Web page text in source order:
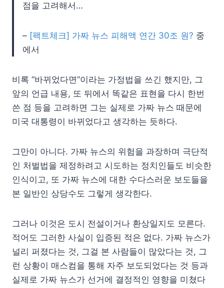
점을 고려해서…
– [팩트체크] 가짜 뉴스 피해액 연간 30조 원? 중
에서
비록 “바뀌었다면”이라는 가정법을 쓰긴 했지만, 그
앞의 언급 내용, 또 뒤에서 똑같은 표현을 다시 한번
쓴 점 등을 고려하면 그는 실제로 가짜 뉴스 때문에
미국 대통령이 바뀌었다고 생각하는 듯하다.
그만이 아니다. 가짜 뉴스의 위험을 과장하며 극단적
인 처벌법을 제정하려고 시도하는 정치인들도 비슷한
인식이고, 또 가짜 뉴스에 대한 수다스러운 보도들을
본 일반인 상당수도 그렇게 생각한다.
그러나 이것은 도시 전설이거나 환상일지도 모른다.
적어도 그러한 사실이 입증된 적은 없다. 가짜 뉴스가
널리 퍼졌다는 것, 그걸 본 사람들이 많았다는 것, 그
런 상황이 매스컴을 통해 자주 보도되었다는 것 등과
실제로 가짜 뉴스가 선거에 결정적인 영향을 미쳤다